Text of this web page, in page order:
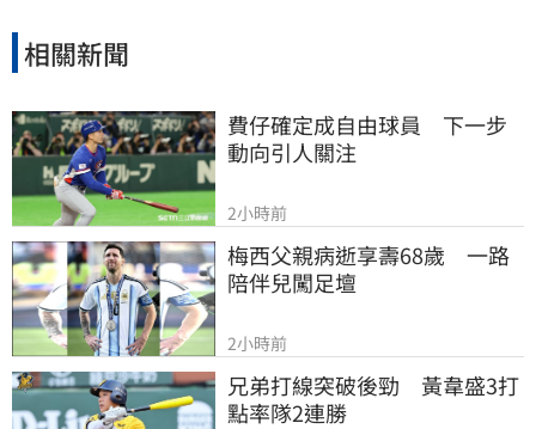
相關新聞
費仔確定成自由球員　下一步
動向引人關注
2小時前
梅西父親病逝享壽68歲　一路
陪伴兒闖足壇
2小時前
兄弟打線突破後勁　黃韋盛3打
點率隊2連勝